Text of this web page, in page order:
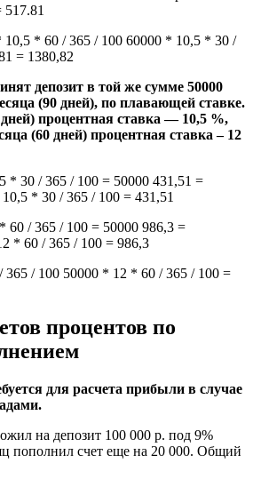
10,5 * 60 / 365 / 100 60000 * 10,5 * 30 /
= 1380,82
депозит в той же сумме 50000
(90 дней), по плавающей ставке.
процентная ставка — 10,5 %,
(60 дней) процентная ставка – 12
* 30 / 365 / 100 = 50000 431,51 =
* 30 / 365 / 100 = 431,51
60 / 365 / 100 = 50000 986,3 =
* 60 / 365 / 100 = 986,3
365 / 100 50000 * 12 * 60 / 365 / 100 =
процентов по
для расчета прибыли в случае
на депозит 100 000 р. под 9%
пополнил счет еще на 20 000. Общий